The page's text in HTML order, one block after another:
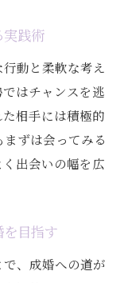
実践術
動と柔軟な考え
はチャンスを逃
相手には積極的
ずは会ってみる
出会いの幅を広
目指す
、成婚への道が